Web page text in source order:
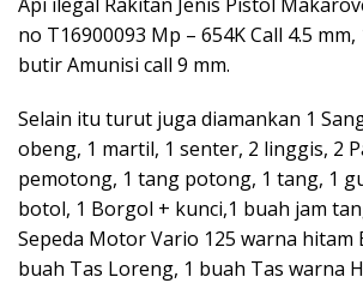
no T16900093 Mp – 654K Call 4.5
butir Amunisi call 9 mm.
Selain itu turut juga diamankan 1
obeng, 1 martil, 1 senter, 2 linggis, 2
pemotong, 1 tang potong, 1 tang, 1
botol, 1 Borgol + kunci,1 buah jam
Sepeda Motor Vario 125 warna hitam
buah Tas Loreng, 1 buah Tas warna